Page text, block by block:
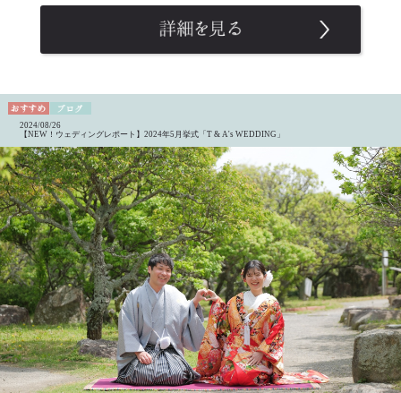
2024/08/26
【NEW！ウェディングレポート】2024年5月挙式「T & A's WEDDING」